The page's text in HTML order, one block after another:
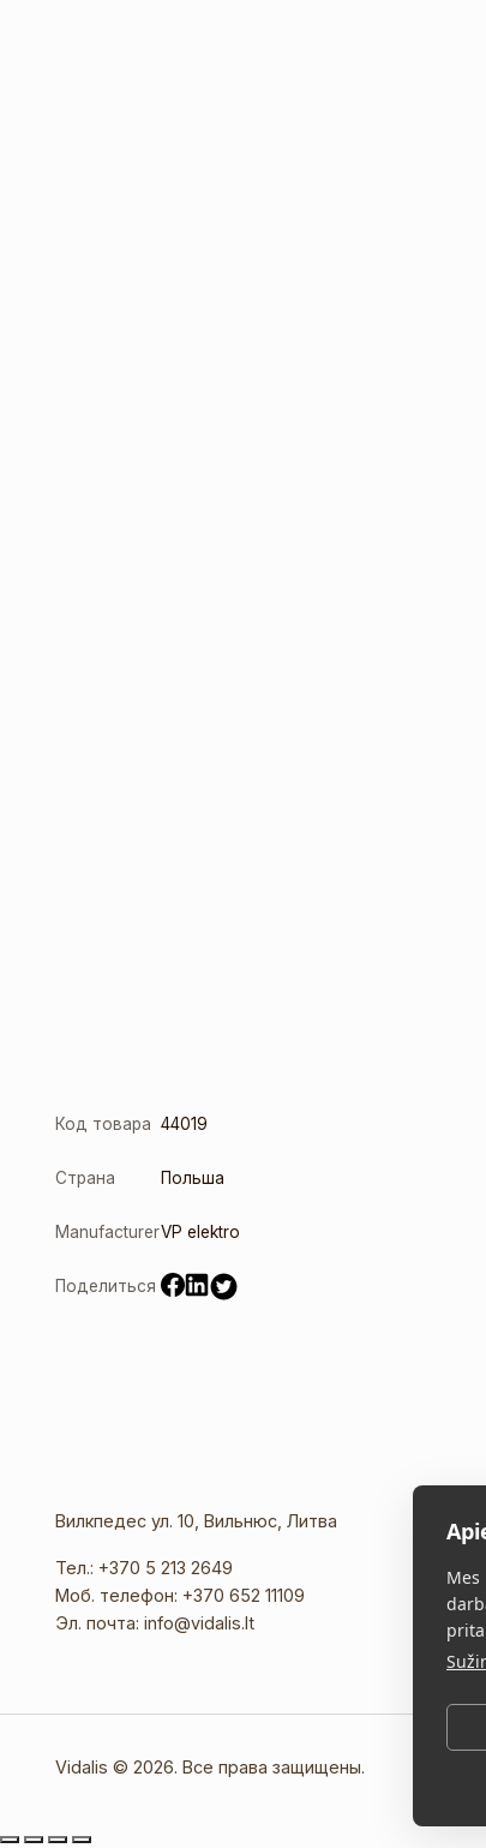
Код товара 44019
Страна Польша
ManufacturerVP elektro
Поделиться
Вилкпедес ул. 10, Вильнюс, Литва
Тел.: +370 5 213 2649
Моб. телефон: +370 652 11109
Эл. почта: info@vidalis.lt
Vidalis © 2026. Все права защищены.